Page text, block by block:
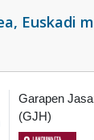
Euskadi
Garapen
(GJH)